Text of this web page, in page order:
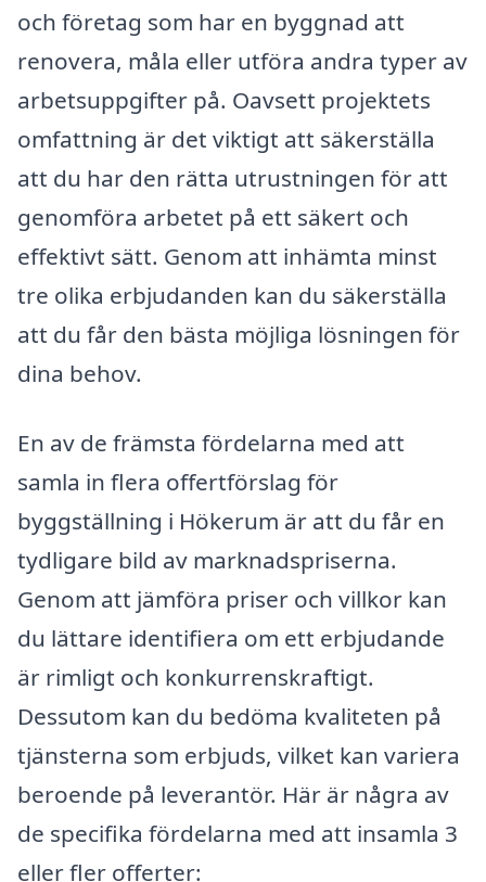
och företag som har en byggnad att
renovera, måla eller utföra andra typer av
arbetsuppgifter på. Oavsett projektets
omfattning är det viktigt att säkerställa
att du har den rätta utrustningen för att
genomföra arbetet på ett säkert och
effektivt sätt. Genom att inhämta minst
tre olika erbjudanden kan du säkerställa
att du får den bästa möjliga lösningen för
dina behov.
En av de främsta fördelarna med att
samla in flera offertförslag för
byggställning i Hökerum är att du får en
tydligare bild av marknadspriserna.
Genom att jämföra priser och villkor kan
du lättare identifiera om ett erbjudande
är rimligt och konkurrenskraftigt.
Dessutom kan du bedöma kvaliteten på
tjänsterna som erbjuds, vilket kan variera
beroende på leverantör. Här är några av
de specifika fördelarna med att insamla 3
eller fler offerter: